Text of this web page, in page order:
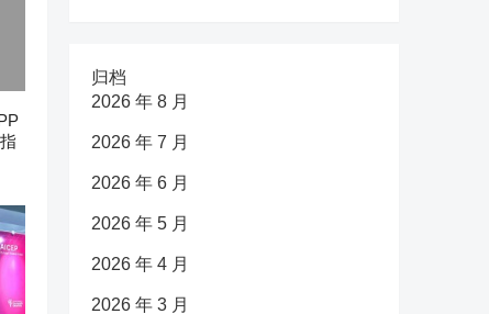
归档
2026 年 8 月
2026 年 7 月
2026 年 6 月
2026 年 5 月
2026 年 4 月
2026 年 3 月